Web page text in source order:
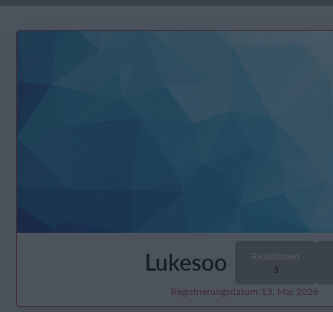
Lukesoo
Reaktionen
3
Registrierungsdatum 13. Mai 2026